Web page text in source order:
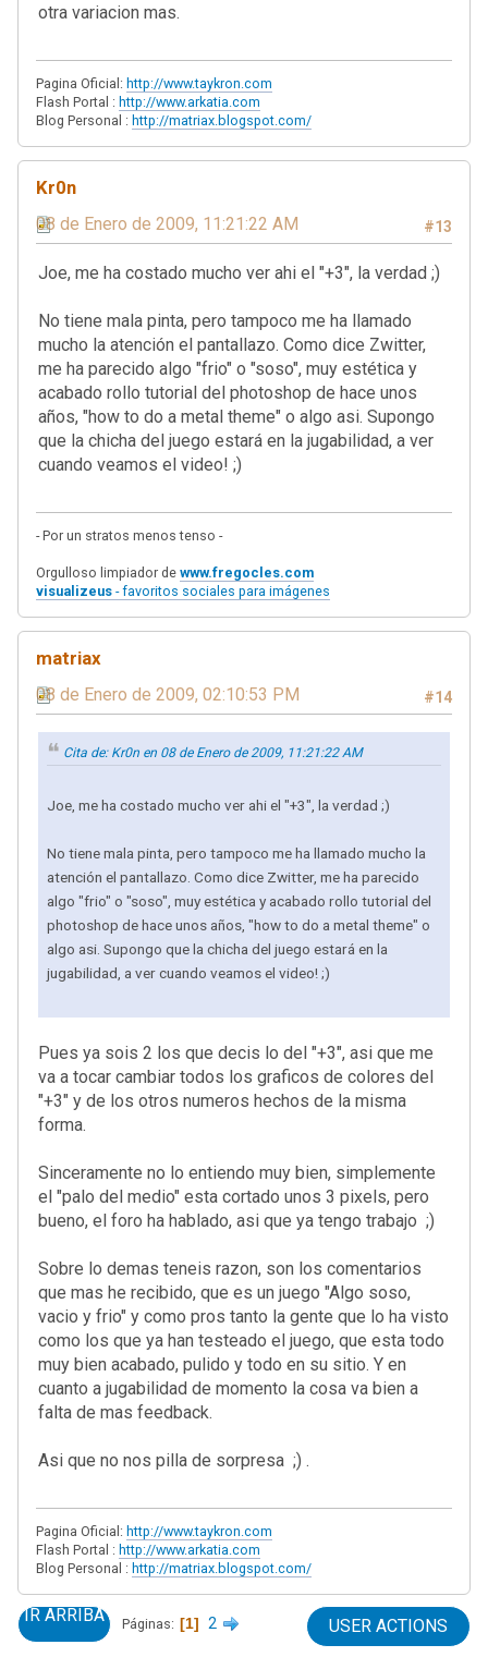
otra variacion mas.
Pagina Oficial: http://www.taykron.com
Flash Portal : http://www.arkatia.com
Blog Personal : http://matriax.blogspot.com/
Kr0n
#13
08 de Enero de 2009, 11:21:22 AM
Joe, me ha costado mucho ver ahi el "+3", la verdad ;)
No tiene mala pinta, pero tampoco me ha llamado
mucho la atención el pantallazo. Como dice Zwitter,
me ha parecido algo "frio" o "soso", muy estética y
acabado rollo tutorial del photoshop de hace unos
años, "how to do a metal theme" o algo asi. Supongo
que la chicha del juego estará en la jugabilidad, a ver
cuando veamos el video! ;)
- Por un stratos menos tenso -
Orgulloso limpiador de www.fregocles.com
visualizeus - favoritos sociales para imágenes
matriax
#14
08 de Enero de 2009, 02:10:53 PM
Cita de: Kr0n en 08 de Enero de 2009, 11:21:22 AM
Joe, me ha costado mucho ver ahi el "+3", la verdad ;)
No tiene mala pinta, pero tampoco me ha llamado mucho la
atención el pantallazo. Como dice Zwitter, me ha parecido
algo "frio" o "soso", muy estética y acabado rollo tutorial del
photoshop de hace unos años, "how to do a metal theme" o
algo asi. Supongo que la chicha del juego estará en la
jugabilidad, a ver cuando veamos el video! ;)
Pues ya sois 2 los que decis lo del "+3", asi que me
va a tocar cambiar todos los graficos de colores del
"+3" y de los otros numeros hechos de la misma
forma.
Sinceramente no lo entiendo muy bien, simplemente
el "palo del medio" esta cortado unos 3 pixels, pero
bueno, el foro ha hablado, asi que ya tengo trabajo ;)
Sobre lo demas teneis razon, son los comentarios
que mas he recibido, que es un juego "Algo soso,
vacio y frio" y como pros tanto la gente que lo ha visto
como los que ya han testeado el juego, que esta todo
muy bien acabado, pulido y todo en su sitio. Y en
cuanto a jugabilidad de momento la cosa va bien a
falta de mas feedback.
Asi que no nos pilla de sorpresa ;) .
Pagina Oficial: http://www.taykron.com
Flash Portal : http://www.arkatia.com
Blog Personal : http://matriax.blogspot.com/
IR ARRIBA Páginas 1 2 USER ACTIONS